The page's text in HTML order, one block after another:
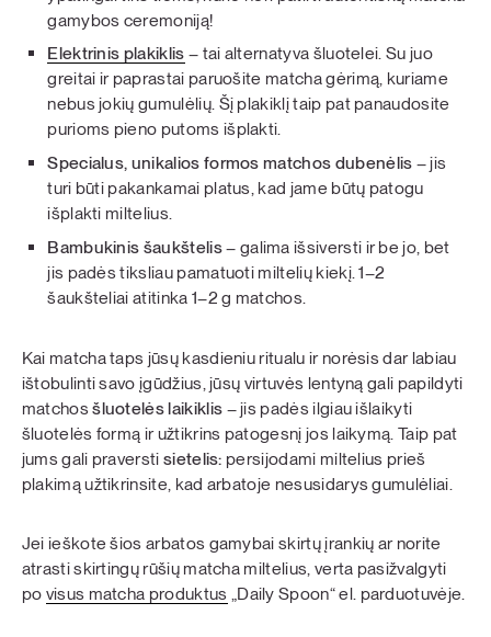
gamybos ceremoniją!
Elektrinis plakiklis – tai alternatyva šluotelei. Su juo
greitai ir paprastai paruošite matcha gėrimą, kuriame
nebus jokių gumulėlių. Šį plakiklį taip pat panaudosite
purioms pieno putoms išplakti.
Specialus, unikalios formos matchos dubenėlis – jis
turi būti pakankamai platus, kad jame būtų patogu
išplakti miltelius.
Bambukinis šaukštelis– galima išsiversti ir be jo, bet
jis padės tiksliau pamatuoti miltelių kiekį. 1–2
šaukšteliai atitinka 1–2 g matchos.
Kai matcha taps jūsų kasdieniu ritualu ir norėsis dar labiau
ištobulinti savo įgūdžius, jūsų virtuvės lentyną gali papildyti
matchosšluotelės laikiklis – jis padės ilgiau išlaikyti
šluotelės formą ir užtikrins patogesnį jos laikymą. Taip pat
jums gali praversti sietelis: persijodami miltelius prieš
plakimą užtikrinsite, kad arbatoje nesusidarys gumulėliai.
Jei ieškote šios arbatos gamybai skirtų įrankių ar norite
atrasti skirtingų rūšių matcha miltelius, verta pasižvalgyti
po visus matcha produktus „Daily Spoon“ el. parduotuvėje.